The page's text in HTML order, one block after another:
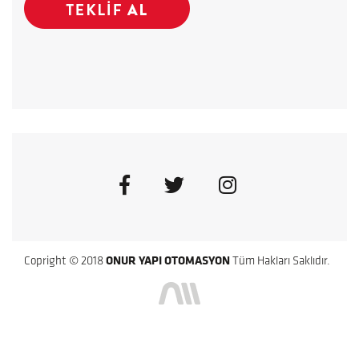
Copright © 2018 ONUR YAPI OTOMASYON Tüm Hakları Saklıdır.